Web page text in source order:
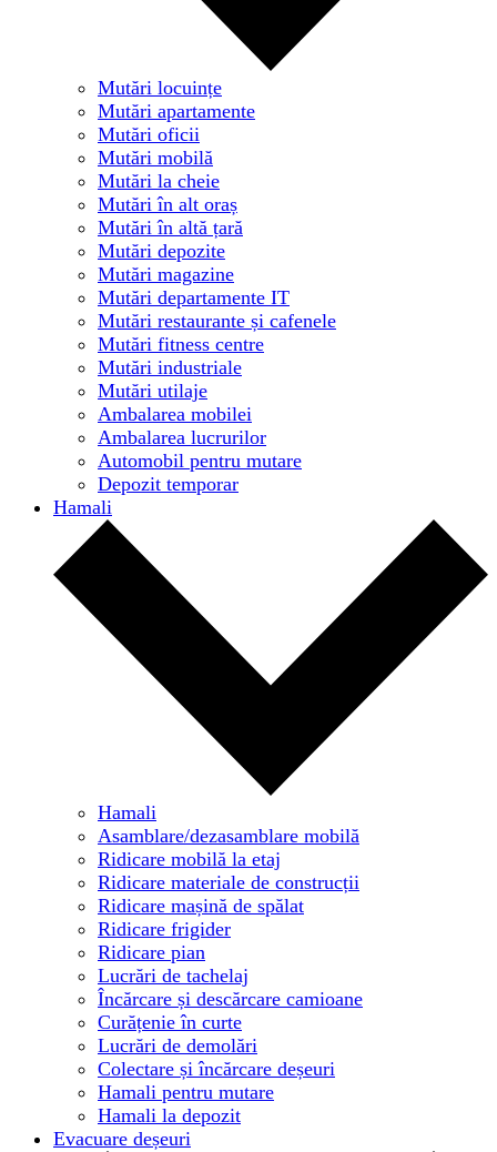
Mutări locuințe
Mutări apartamente
Mutări oficii
Mutări mobilă
Mutări la cheie
Mutări în alt oraș
Mutări în altă țară
Mutări depozite
Mutări magazine
Mutări departamente IT
Mutări restaurante și cafenele
Mutări fitness centre
Mutări industriale
Mutări utilaje
Ambalarea mobilei
Ambalarea lucrurilor
Automobil pentru mutare
Depozit temporar
Hamali
Hamali
Asamblare/dezasamblare mobilă
Ridicare mobilă la etaj
Ridicare materiale de construcții
Ridicare mașină de spălat
Ridicare frigider
Ridicare pian
Lucrări de tachelaj
Încărcare și descărcare camioane
Curățenie în curte
Lucrări de demolări
Colectare și încărcare deșeuri
Hamali pentru mutare
Hamali la depozit
Evacuare deșeuri